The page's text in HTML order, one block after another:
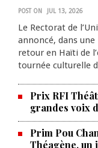
POST ON JUL 13, 2026
Le Rectorat de
annoncé, dans
retour en Haïti de
tournée culturelle
Prix RFI
grandes voix
Prim Pou
Théagène, un